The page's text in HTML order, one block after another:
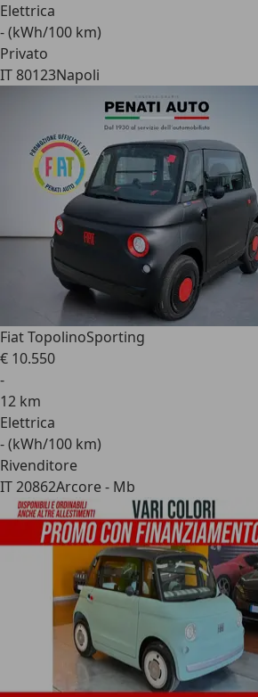
Elettrica
- (kWh/100 km)
Privato
IT 80123Napoli
Fiat TopolinoSporting
€ 10.550
-
12 km
Elettrica
- (kWh/100 km)
Rivenditore
IT 20862Arcore - Mb